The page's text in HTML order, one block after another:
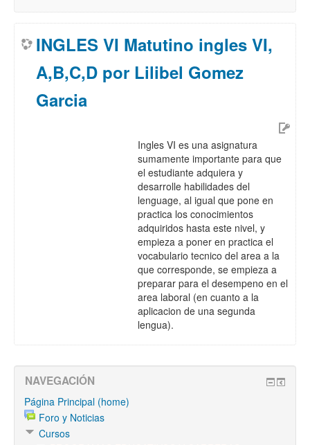
INGLES VI Matutino ingles VI,
A,B,C,D por Lilibel Gomez
Garcia
Ingles VI es una asignatura
sumamente importante para que
el estudiante adquiera y
desarrolle habilidades del
lenguage, al igual que pone en
practica los conocimientos
adquiridos hasta este nivel, y
empieza a poner en practica el
vocabulario tecnico del area a la
que corresponde, se empieza a
preparar para el desempeno en el
area laboral (en cuanto a la
aplicacion de una segunda
lengua).
NAVEGACIÓN
Página Principal (home)
Foro y Noticias
Cursos